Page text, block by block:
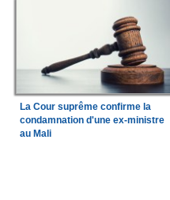
La Cour suprême confirme la
condamnation d'une ex-ministre
au Mali